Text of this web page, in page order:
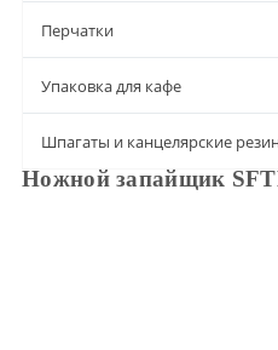
Перчатки
Упаковка для кафе
Шпагаты и канцелярские
Ножной запайщик